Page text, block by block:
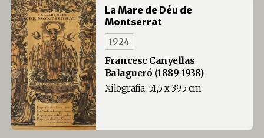
La Mare de Déu de
Montserrat
1924
Francesc Canyellas
Balagueró (1889-1938)
Xilografia, 51,5 x 39,5 cm